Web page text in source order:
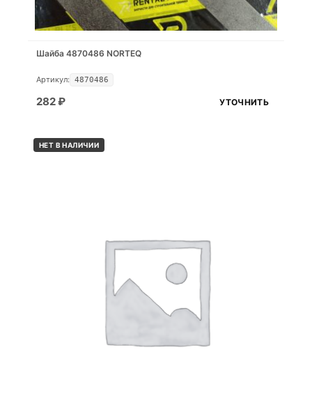
Шайба 4870486 NORTEQ
Артикул: 4870486
282₽ УТОЧНИТЬ
НЕТ В НАЛИЧИИ